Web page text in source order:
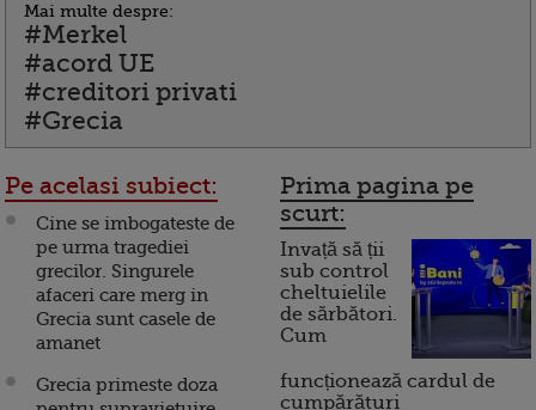
Mai multe despre:
#Merkel
#acord UE
#creditori privati
#Grecia
Pe acelasi subiect:
Cine se imbogateste de
pe urma tragediei
grecilor. Singurele
afaceri care merg in
Grecia sunt casele de
amanet
Grecia primeste doza
Prima pagina pe
scurt:
Invață să ții
sub control
cheltuielile
de sărbători.
Cum
funcționează cardul de
cumpărături